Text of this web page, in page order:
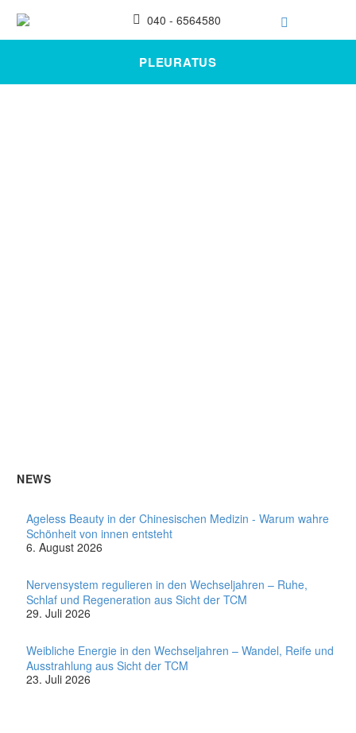
040 - 6564580
PLEURATUS
NEWS
Ageless Beauty in der Chinesischen Medizin - Warum wahre
Schönheit von innen entsteht
6. August 2026
Nervensystem regulieren in den Wechseljahren – Ruhe,
Schlaf und Regeneration aus Sicht der TCM
29. Juli 2026
Weibliche Energie in den Wechseljahren – Wandel, Reife und
Ausstrahlung aus Sicht der TCM
23. Juli 2026